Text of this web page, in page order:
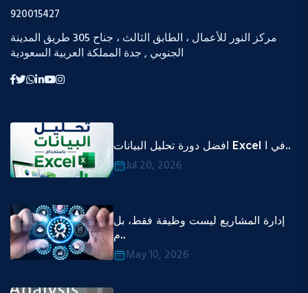
920015427
مركز النور للأعمال ، الطابق الثالث ، جناح 305 طريق المدينة
الجنوبي , جدة المملكة العربية السعودية
افضل دورة تحليل البيانات Excel في ا..
Jul 20, 2026
إدارة المشاريع ليست وظيفة فقط، بل
م..
May 10, 2026